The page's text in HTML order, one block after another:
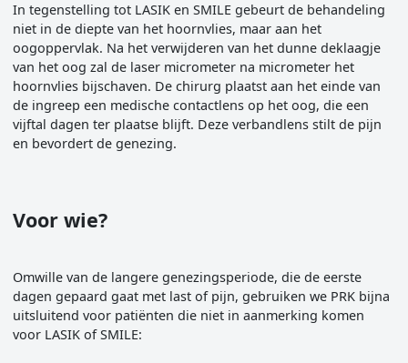
In tegenstelling tot LASIK en SMILE gebeurt de behandeling
niet in de diepte van het hoornvlies, maar aan het
oogoppervlak. Na het verwijderen van het dunne deklaagje
van het oog zal de laser micrometer na micrometer het
hoornvlies bijschaven. De chirurg plaatst aan het einde van
de ingreep een medische contactlens op het oog, die een
vijftal dagen ter plaatse blijft. Deze verbandlens stilt de pijn
en bevordert de genezing.
Voor wie?
Omwille van de langere genezingsperiode, die de eerste
dagen gepaard gaat met last of pijn, gebruiken we PRK bijna
uitsluitend voor patiënten die niet in aanmerking komen
voor LASIK of SMILE: